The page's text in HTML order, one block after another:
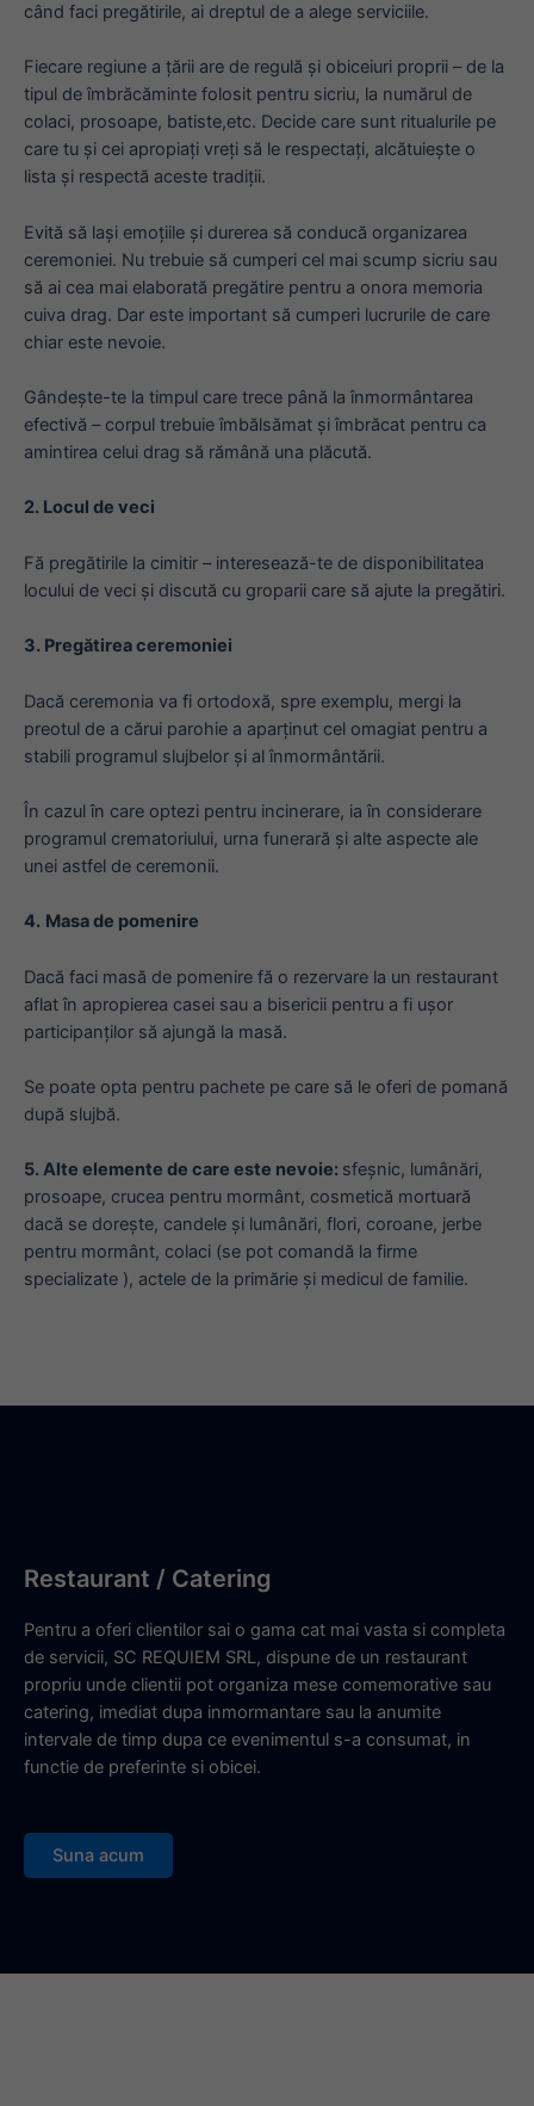
când faci pregătirile, ai dreptul de a alege serviciile.
Fiecare regiune a țării are de regulă și obiceiuri proprii – de la
tipul de îmbrăcăminte folosit pentru sicriu, la numărul de
colaci, prosoape, batiste,etc. Decide care sunt ritualurile pe
care tu și cei apropiați vreți să le respectați, alcătuiește o
lista și respectă aceste tradiții.
Evită să lași emoțiile și durerea să conducă organizarea
ceremoniei. Nu trebuie să cumperi cel mai scump sicriu sau
să ai cea mai elaborată pregătire pentru a onora memoria
cuiva drag. Dar este important să cumperi lucrurile de care
chiar este nevoie.
Gândește-te la timpul care trece până la înmormântarea
efectivă – corpul trebuie îmbălsămat și îmbrăcat pentru ca
amintirea celui drag să rămână una plăcută.
2. Locul de veci
Fă pregătirile la cimitir – interesează-te de disponibilitatea
locului de veci și discută cu groparii care să ajute la pregătiri.
3. Pregătirea ceremoniei
Dacă ceremonia va fi ortodoxă, spre exemplu, mergi la
preotul de a cărui parohie a aparținut cel omagiat pentru a
stabili programul slujbelor și al înmormântării.
În cazul în care optezi pentru incinerare, ia în considerare
programul crematoriului, urna funerară și alte aspecte ale
unei astfel de ceremonii.
4. Masa de pomenire
Dacă faci masă de pomenire fă o rezervare la un restaurant
aflat în apropierea casei sau a bisericii pentru a fi ușor
participanților să ajungă la masă.
Se poate opta pentru pachete pe care să le oferi de pomană
după slujbă.
5. Alte elemente de care este nevoie: sfeșnic, lumânări,
prosoape, crucea pentru mormânt, cosmetică mortuară
dacă se dorește, candele și lumânări, flori, coroane, jerbe
pentru mormânt, colaci (se pot comandă la firme
specializate ), actele de la primărie și medicul de familie.
Restaurant / Catering
Pentru a oferi clientilor sai o gama cat mai vasta si completa
de servicii, SC REQUIEM SRL, dispune de un restaurant
propriu unde clientii pot organiza mese comemorative sau
catering, imediat dupa inmormantare sau la anumite
intervale de timp dupa ce evenimentul s-a consumat, in
functie de preferinte si obicei.
Suna acum